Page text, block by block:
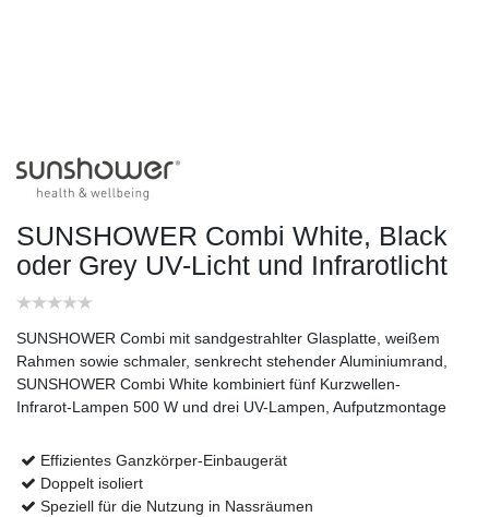
SUNSHOWER Combi White, Black
oder Grey UV-Licht und Infrarotlicht
SUNSHOWER Combi mit sandgestrahlter Glasplatte, weißem
Rahmen sowie schmaler, senkrecht stehender Aluminiumrand,
SUNSHOWER Combi White kombiniert fünf Kurzwellen-
Infrarot-Lampen 500 W und drei UV-Lampen, Aufputzmontage
Effizientes Ganzkörper-Einbaugerät
Doppelt isoliert
Speziell für die Nutzung in Nassräumen